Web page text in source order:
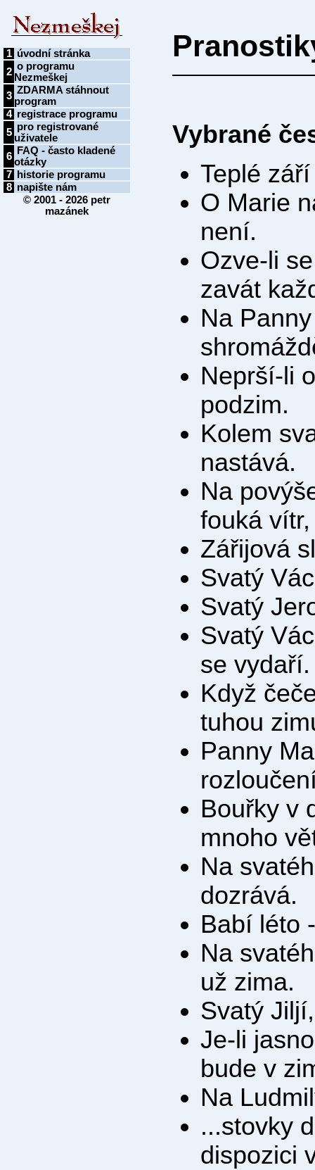
1 úvodní stránka
2 o programu
Nezmeškej
3 ZDARMA stáhnout
program
4 registrace programu
5 pro registrované
uživatele
6
FAQ - často kladené
otázky
7
historie programu
8 napište nám
© 2001 - 2026 petr
mazánek
Vybrané
Teplé
O Marie
není.
Ozve-li
zavát
Na
Neprší-li
podzim.
Kolem
nastává.
Na
fouká
Zářijová
Svatý
Svatý
Svatý
se vydaří.
Když
tuhou
Panny
Bouřky v
mnoho
Na
dozrává.
Babí léto
Na
už zima.
Svatý
Je-li
bude v
Na
...stovky
dispozici